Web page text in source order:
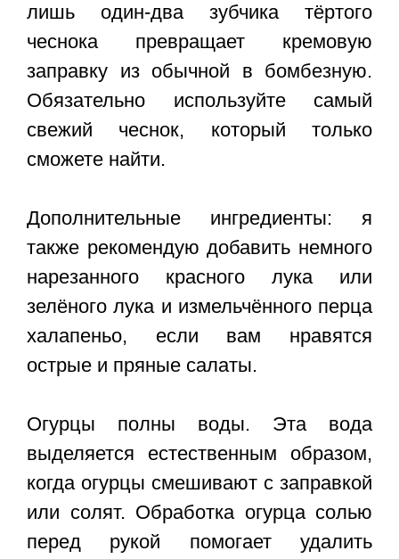
лишь один-два зубчика тёртого
чеснока превращает кремовую
заправку из обычной в бомбезную.
Обязательно используйте самый
свежий чеснок, который только
сможете найти.
Дополнительные ингредиенты: я
также рекомендую добавить немного
нарезанного красного лука или
зелёного лука и измельчённого перца
халапеньо, если вам нравятся
острые и пряные салаты.
Огурцы полны воды. Эта вода
выделяется естественным образом,
когда огурцы смешивают с заправкой
или солят. Обработка огурца солью
перед рукой помогает удалить